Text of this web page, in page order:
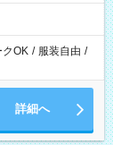
クOK / 服装自由 /
詳細へ